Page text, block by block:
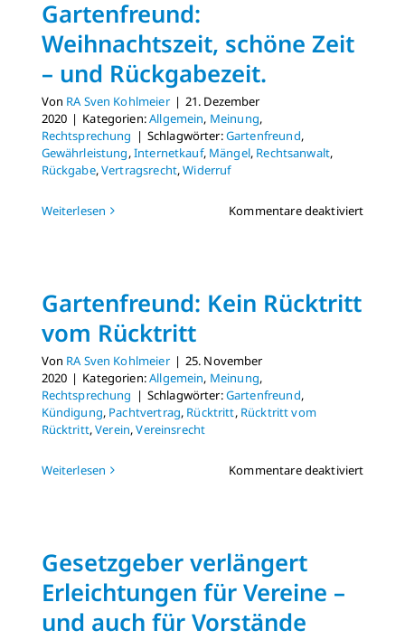
Gartenfreund:
Weihnachtszeit, schöne Zeit
– und Rückgabezeit.
Von RA Sven Kohlmeier | 21. Dezember
2020 | Kategorien:Allgemein, Meinung,
Rechtsprechung | Schlagwörter:Gartenfreund,
Gewährleistung,Internetkauf, Mängel, Rechtsanwalt,
Rückgabe,Vertragsrecht,Widerruf
Weiterlesen Kommentare deaktiviertfür
Gartenfreund: Kein Rücktritt
vom Rücktritt
Von RA Sven Kohlmeier | 25. November
2020 | Kategorien:Allgemein, Meinung,
Rechtsprechung | Schlagwörter:Gartenfreund,
Kündigung, Pachtvertrag, Rücktritt, Rücktritt vom
Rücktritt,Verein,Vereinsrecht
Weiterlesen Kommentare deaktiviertfür
Gesetzgeber verlängert
Erleichtungen für Vereine –
und auch für Vorstände